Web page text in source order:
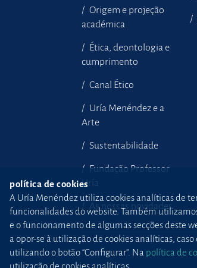
Origem e projeção
académica
Ética, deontologia e
cumprimento
Canal Ético
Uría Menéndez e a
Arte
Sustentabilidade
Fundação Professor
Uría
As nossas novidades
política de cookies
A Uría Menéndez utiliza cookies analíticas de
funcionalidades do website. Também
e o funcionamento de algumas secções deste
a opor-se à utilização de cookies analíticas,
utilizando o botão “Configurar”. Na política de
utilização de cookies analíticas.